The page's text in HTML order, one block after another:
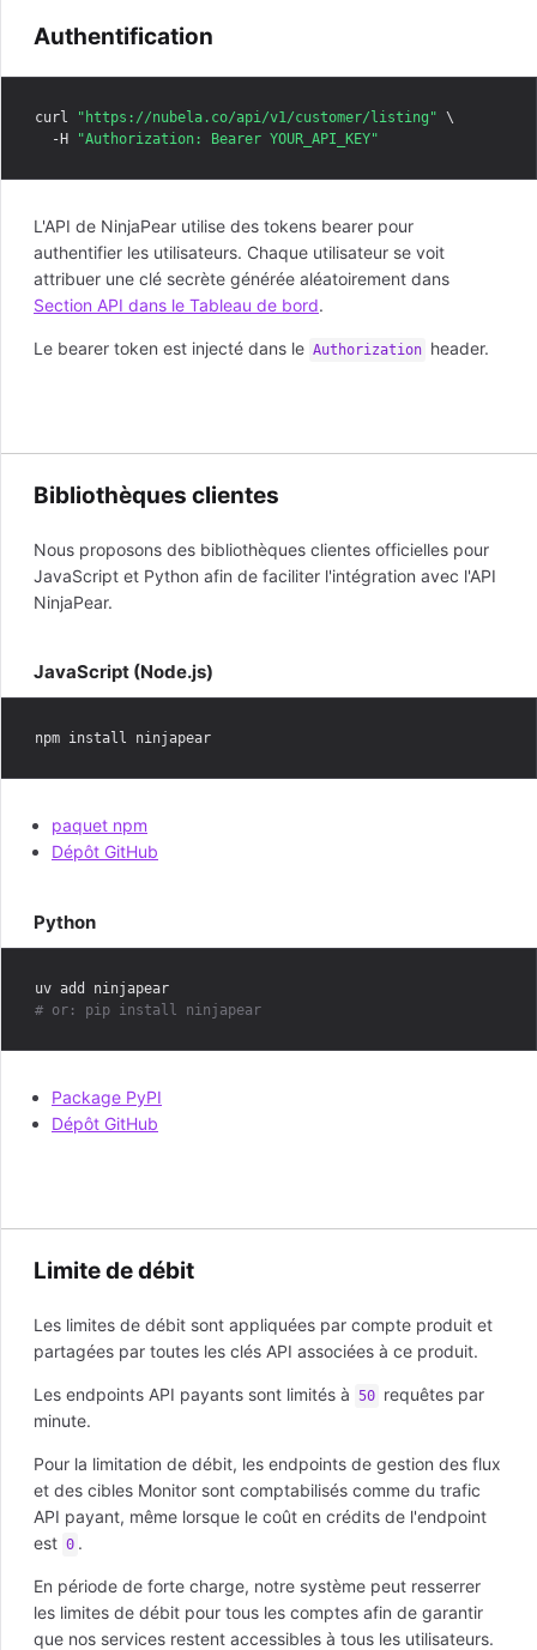
Authentification
curl "https://nubela.co/api/v1/customer/listing" \
  -H
"Authorization: Bearer YOUR_API_KEY"
L'API de NinjaPear utilise des tokens bearer pour
authentifier les utilisateurs. Chaque utilisateur se voit
attribuer une clé secrète générée aléatoirement dans
Section API dans le Tableau de bord.
Le bearer token est injecté dans le Authorization header.
Bibliothèques clientes
Nous proposons des bibliothèques clientes officielles pour
JavaScript et Python afin de faciliter l'intégration avec l'API
NinjaPear.
JavaScript (Node.js)
paquet npm
Dépôt GitHub
Python
# or: pip install ninjapear
Package PyPI
Dépôt GitHub
Limite de débit
Les limites de débit sont appliquées par compte produit et
partagées par toutes les clés API associées à ce produit.
Les endpoints API payants sont limités à 50 requêtes par
minute.
Pour la limitation de débit, les endpoints de gestion des flux
et des cibles Monitor sont comptabilisés comme du trafic
API payant, même lorsque le coût en crédits de l'endpoint
est 0 .
En période de forte charge, notre système peut resserrer
les limites de débit pour tous les comptes afin de garantir
que nos services restent accessibles à tous les utilisateurs.